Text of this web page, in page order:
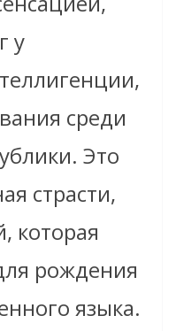
у
среди
Это
страсти,
которая
рождения
языка.